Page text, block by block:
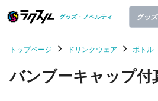
グッズ・ノベルティ グッ
トップページ ドリンクウェア ボトル
バンブーキャップ付